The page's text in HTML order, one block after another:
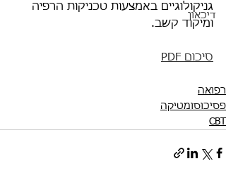
דיכאון
גניקולוגיים באמצעות טכניקות הרפיה
ומיקוד קשב.
סיכום PDF
רפואה
פסיכוסומטיקה
CBT